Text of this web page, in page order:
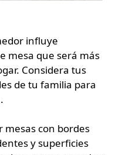
influye
mesa que será más
Considera tus
de tu familia para
mesas con bordes
y superficies